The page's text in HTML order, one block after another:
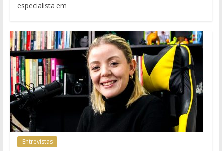
especialista em
Entrevistas